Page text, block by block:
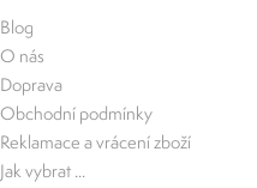
Blog
O nás
Doprava
Obchodní podmínky
Reklamace a vrácení zboží
Jak vybrat ...